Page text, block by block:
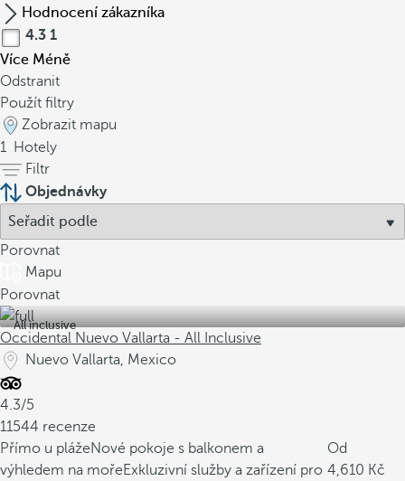
Hodnocení zákazníka
4.3 1
Více Méně
Odstranit
Použít filtry
Zobrazit mapu
1 Hotely
Filtr
Objednávky
Porovnat
Mapu
Porovnat
All inclusive
Occidental Nuevo Vallarta - All Inclusive
Nuevo Vallarta, Mexico
4.3/5
11544 recenze
Přímo u plážeNové pokoje s balkonem a
výhledem na mořeExkluzivní služby a zařízení pro
Od
4,610